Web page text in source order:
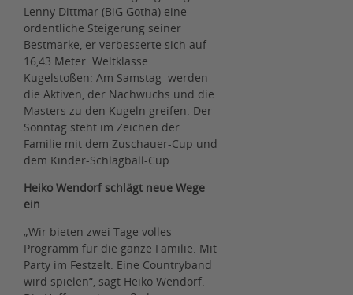
Lenny Dittmar (BiG Gotha) eine
ordentliche Steigerung seiner
Bestmarke, er verbesserte sich auf
16,43 Meter. Weltklasse
Kugelstoßen: Am Samstag werden
die Aktiven, der Nachwuchs und die
Masters zu den Kugeln greifen. Der
Sonntag steht im Zeichen der
Familie mit dem Zuschauer-Cup und
dem Kinder-Schlagball-Cup.
Heiko Wendorf schlägt neue Wege
ein
„Wir bieten zwei Tage volles
Programm für die ganze Familie. Mit
Party im Festzelt. Eine Countryband
wird spielen“, sagt Heiko Wendorf.